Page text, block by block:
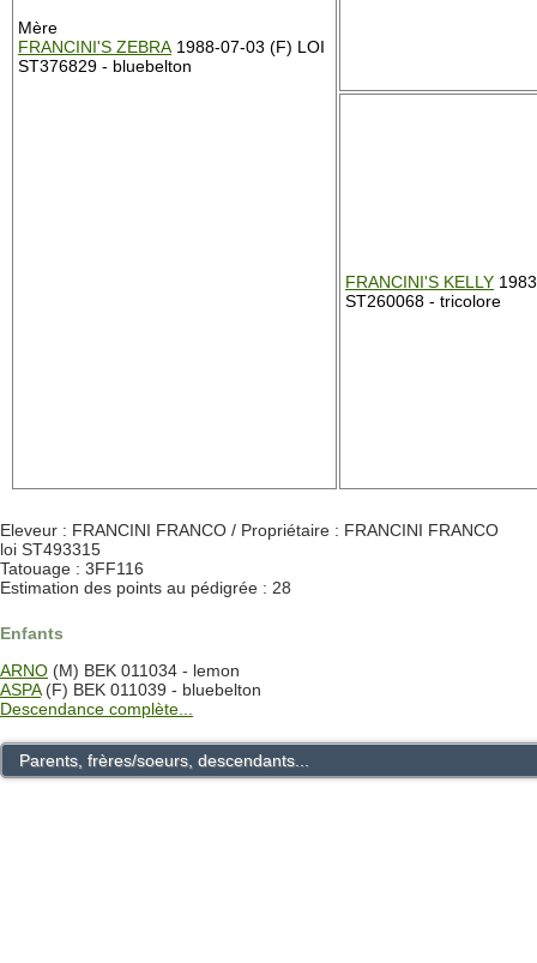
Mère
FRANCINI'S ZEBRA 1988-07-03 (F) LOI
ST376829 - bluebelton
FRANCINI'S KELLY
ST260068 - tricolore
Eleveur : FRANCINI FRANCO / Propriétaire : FRANCINI FRANCO
loi ST493315
Tatouage : 3FF116
Estimation des points au pédigrée : 28
Enfants
ARNO (M) BEK 011034 - lemon
ASPA(F) BEK 011039 - bluebelton
Descendance complète...
Parents, frères/soeurs, descendants...